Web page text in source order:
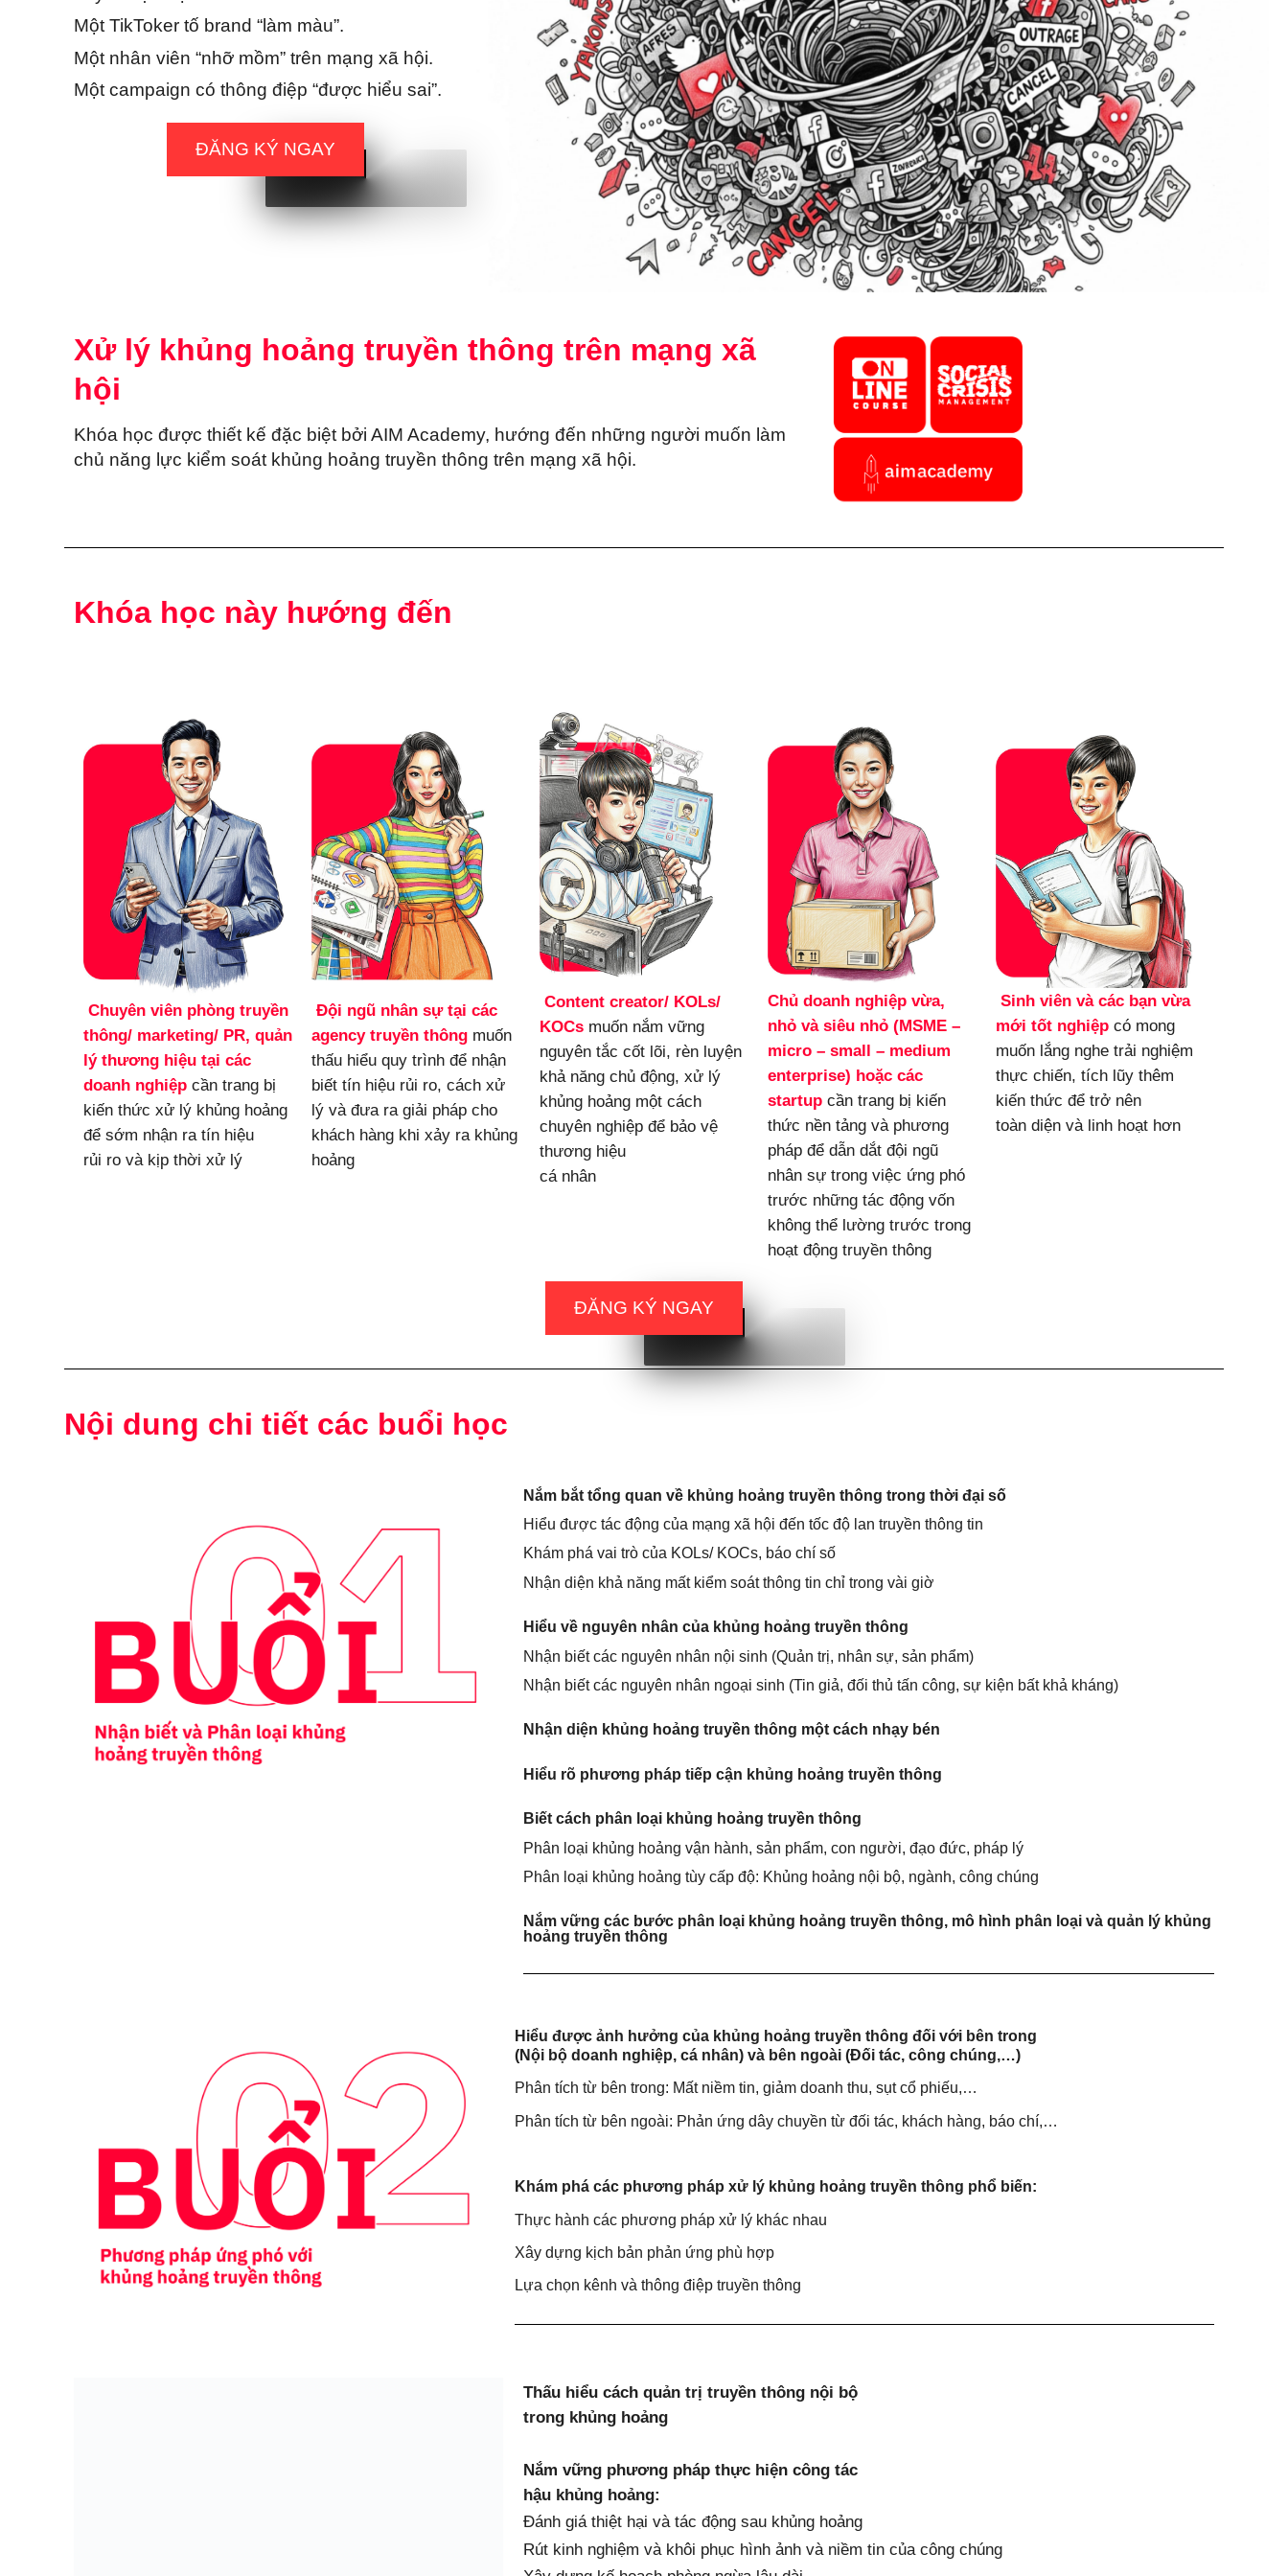
Một TikToker tố brand “làm màu”.
Một nhân viên “nhỡ mồm” trên mạng xã hội.
Một campaign có thông điệp “được hiểu sai”.
ĐĂNG KÝ NGAY
Xử lý khủng hoảng truyền thông trên mạng xã
hội
Khóa học được thiết kế đặc biệt bởi AIM Academy, hướng đến những người muốn làm
chủ năng lực kiểm soát khủng hoảng truyền thông trên mạng xã hội.
Khóa học này hướng đến
Chuyên viên phòng truyền
thông/ marketing/ PR, quản
lý thương hiệu tại các
doanh nghiệp cần trang bị
kiến thức xử lý khủng hoảng
để sớm nhận ra tín hiệu
rủi ro và kịp thời xử lý
Đội ngũ nhân sự tại các
agency truyền thông muốn
thấu hiểu quy trình để nhận
biết tín hiệu rủi ro, cách xử
lý và đưa ra giải pháp cho
khách hàng khi xảy ra khủng
hoảng
Content creator/ KOLs/
KOCs muốn nắm vững
nguyên tắc cốt lõi, rèn luyện
khả năng chủ động, xử lý
khủng hoảng một cách
chuyên nghiệp để bảo vệ
thương hiệu
cá nhân
Chủ doanh nghiệp vừa,
nhỏ và siêu nhỏ (MSME –
micro – small – medium
enterprise) hoặc các
startup cần trang bị kiến
thức nền tảng và phương
pháp để dẫn dắt đội ngũ
nhân sự trong việc ứng phó
trước những tác động vốn
không thể lường trước trong
hoạt động truyền thông
Sinh viên và các bạn vừa
mới tốt nghiệp có mong
muốn lắng nghe trải nghiệm
thực chiến, tích lũy thêm
kiến thức để trở nên
toàn diện và linh hoạt hơn
ĐĂNG KÝ NGAY
Nội dung chi tiết các buổi học
Nắm bắt tổng quan về khủng hoảng truyền thông trong thời đại số
Hiểu được tác động của mạng xã hội đến tốc độ lan truyền thông tin
Khám phá vai trò của KOLs/ KOCs, báo chí số
Nhận diện khả năng mất kiểm soát thông tin chỉ trong vài giờ
Hiểu về nguyên nhân của khủng hoảng truyền thông
Nhận biết các nguyên nhân nội sinh (Quản trị, nhân sự, sản phẩm)
Nhận biết các nguyên nhân ngoại sinh (Tin giả, đối thủ tấn công, sự kiện bất khả kháng)
Nhận diện khủng hoảng truyền thông một cách nhạy bén
Hiểu rõ phương pháp tiếp cận khủng hoảng truyền thông
Biết cách phân loại khủng hoảng truyền thông
Phân loại khủng hoảng vận hành, sản phẩm, con người, đạo đức, pháp lý
Phân loại khủng hoảng tùy cấp độ: Khủng hoảng nội bộ, ngành, công chúng
Nắm vững các bước phân loại khủng hoảng truyền thông, mô hình phân loại và quản lý khủng
hoảng truyền thông
Hiểu được ảnh hưởng của khủng hoảng truyền thông đối với bên trong
(Nội bộ doanh nghiệp, cá nhân) và bên ngoài (Đối tác, công chúng,…)
Phân tích từ bên trong: Mất niềm tin, giảm doanh thu, sụt cổ phiếu,…
Phân tích từ bên ngoài: Phản ứng dây chuyền từ đối tác, khách hàng, báo chí,…
Khám phá các phương pháp xử lý khủng hoảng truyền thông phổ biến:
Thực hành các phương pháp xử lý khác nhau
Xây dựng kịch bản phản ứng phù hợp
Lựa chọn kênh và thông điệp truyền thông
Thấu hiểu cách quản trị truyền thông nội bộ
trong khủng hoảng
Nắm vững phương pháp thực hiện công tác
hậu khủng hoảng:
Đánh giá thiệt hại và tác động sau khủng hoảng
Rút kinh nghiệm và khôi phục hình ảnh và niềm tin của công chúng